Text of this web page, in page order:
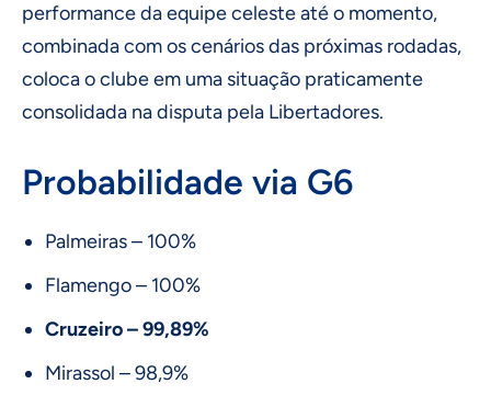
performance da equipe celeste até o momento,
combinada com os cenários das próximas rodadas,
coloca o clube em uma situação praticamente
consolidada na disputa pela Libertadores.
Probabilidade via G6
Palmeiras – 100%
Flamengo – 100%
Cruzeiro – 99,89%
Mirassol – 98,9%